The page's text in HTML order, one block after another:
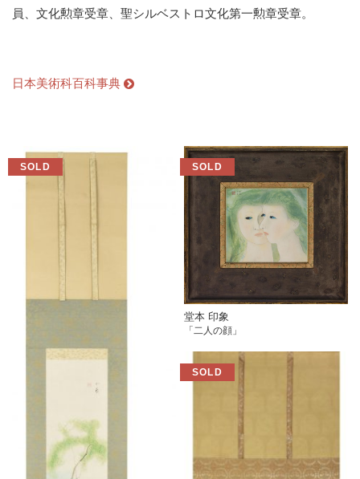
員、文化勲章受章、聖シルベストロ文化第一勲章受章。
日本美術科百科事典
堂本 印象
「二人の顔」